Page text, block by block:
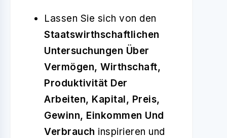
Lassen Sie sich von den
Staatswirthschaftlichen
Untersuchungen Über
Vermögen, Wirthschaft,
Produktivität Der
Arbeiten, Kapital, Preis,
Gewinn, Einkommen Und
Verbrauch inspirieren und